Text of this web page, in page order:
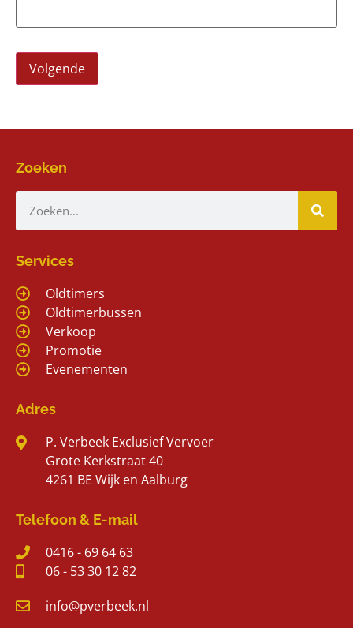
Volgende
Zoeken
Services
Oldtimers
Oldtimerbussen
Verkoop
Promotie
Evenementen
Adres
P. Verbeek Exclusief Vervoer
Grote Kerkstraat 40
4261 BE Wijk en Aalburg
Telefoon & E-mail
0416 - 69 64 63
06 - 53 30 12 82
info@pverbeek.nl